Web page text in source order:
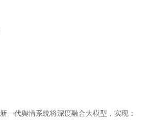
一代舆情系统将深度融合大模型，实现：